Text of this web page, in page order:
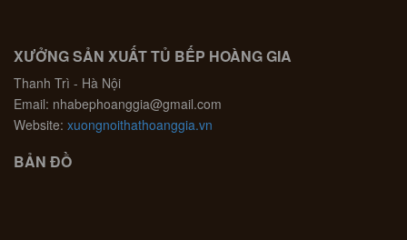
XƯỞNG SẢN XUẤT TỦ BẾP HOÀNG GIA
Thanh Trì - Hà Nội
Email: nhabephoanggia@gmail.com
Website: xuongnoithathoanggia.vn
BẢN ĐỒ